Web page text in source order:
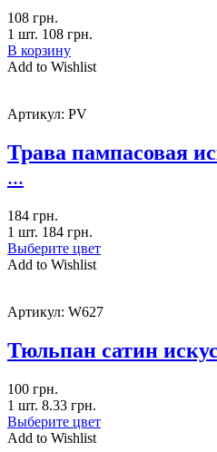
108 грн.
1 шт. 108 грн.
В корзину
Add to Wishlist
Артикул: PV
Трава пампасовая
...
184 грн.
1 шт. 184 грн.
Выберите цвет
Add to Wishlist
Артикул: W627
Тюльпан сатин
100 грн.
1 шт. 8.33 грн.
Выберите цвет
Add to Wishlist